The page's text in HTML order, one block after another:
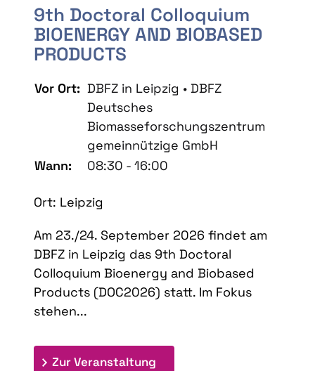
9th Doctoral Colloquium
BIOENERGY AND BIOBASED
PRODUCTS
Vor Ort: DBFZ in Leipzig • DBFZ
Deutsches
Biomasseforschungszentrum
gemeinnützige GmbH
Wann:
08:30 - 16:00
Ort: Leipzig
Am 23./24. September 2026 findet am
DBFZ in Leipzig das 9th Doctoral
Colloquium Bioenergy and Biobased
Products (DOC2026) statt. Im Fokus
stehen...
Zur Veranstaltung